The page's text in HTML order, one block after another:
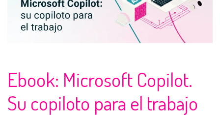
Ebook: Microsoft Copilot.
Su copiloto para el trabajo